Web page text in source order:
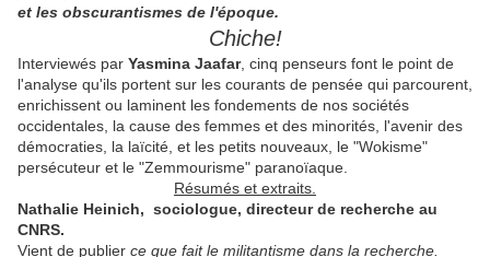
et les obscurantismes de l'époque.
Chiche!
Interviewés par Yasmina Jaafar, cinq penseurs font le point de
l'analyse qu'ils portent sur les courants de pensée qui parcourent,
enrichissent ou laminent les fondements de nos sociétés
occidentales, la cause des femmes et des minorités, l'avenir des
démocraties, la laïcité, et les petits nouveaux, le "Wokisme"
persécuteur et le "Zemmourisme" paranoïaque.
Résumés et extraits.
Nathalie Heinich, sociologue, directeur de recherche au
CNRS.
Vient de publier ce que fait le militantisme dans la recherche.